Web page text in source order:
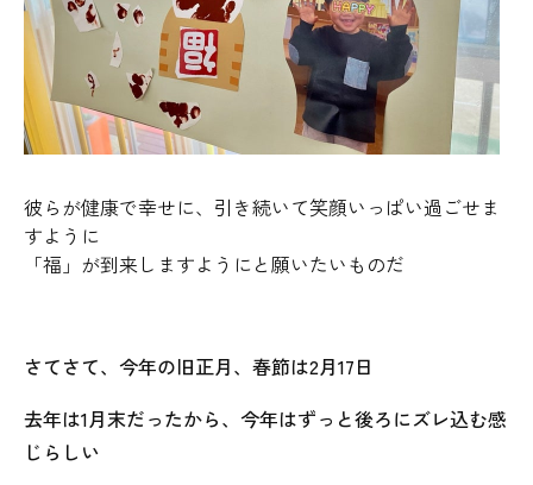
彼らが健康で幸せに、引き続いて笑顔いっぱい過ごせま
すように
「福」が到来しますようにと願いたいものだ
さてさて、今年の旧正月、春節は2月17日
去年は1月末だったから、今年はずっと後ろにズレ込む感
じらしい